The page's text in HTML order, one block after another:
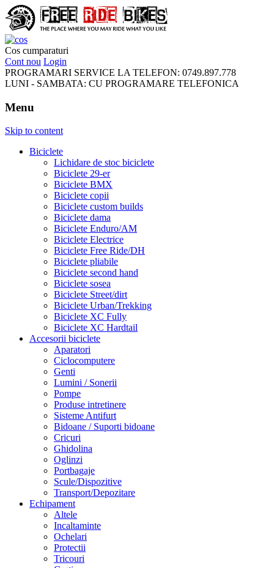
FreeRideBikes
Cos cumparaturi
Cont nou Login
PROGRAMARI SERVICE LA TELEFON: 0749.897.778
LUNI - SAMBATA: CU PROGRAMARE TELEFONICA
Menu
Skip to content
Biciclete
Lichidare de stoc biciclete
Biciclete 29-er
Biciclete BMX
Biciclete copii
Biciclete custom builds
Biciclete dama
Biciclete Enduro/AM
Biciclete Electrice
Biciclete Free Ride/DH
Biciclete pliabile
Biciclete second hand
Biciclete sosea
Biciclete Street/dirt
Biciclete Urban/Trekking
Biciclete XC Fully
Biciclete XC Hardtail
Accesorii biciclete
Aparatori
Ciclocomputere
Genti
Lumini / Sonerii
Pompe
Produse intretinere
Sisteme Antifurt
Bidoane / Suporti bidoane
Cricuri
Ghidolina
Oglinzi
Portbagaje
Scule/Dispozitive
Transport/Depozitare
Echipament
Altele
Incaltaminte
Ochelari
Protectii
Tricouri